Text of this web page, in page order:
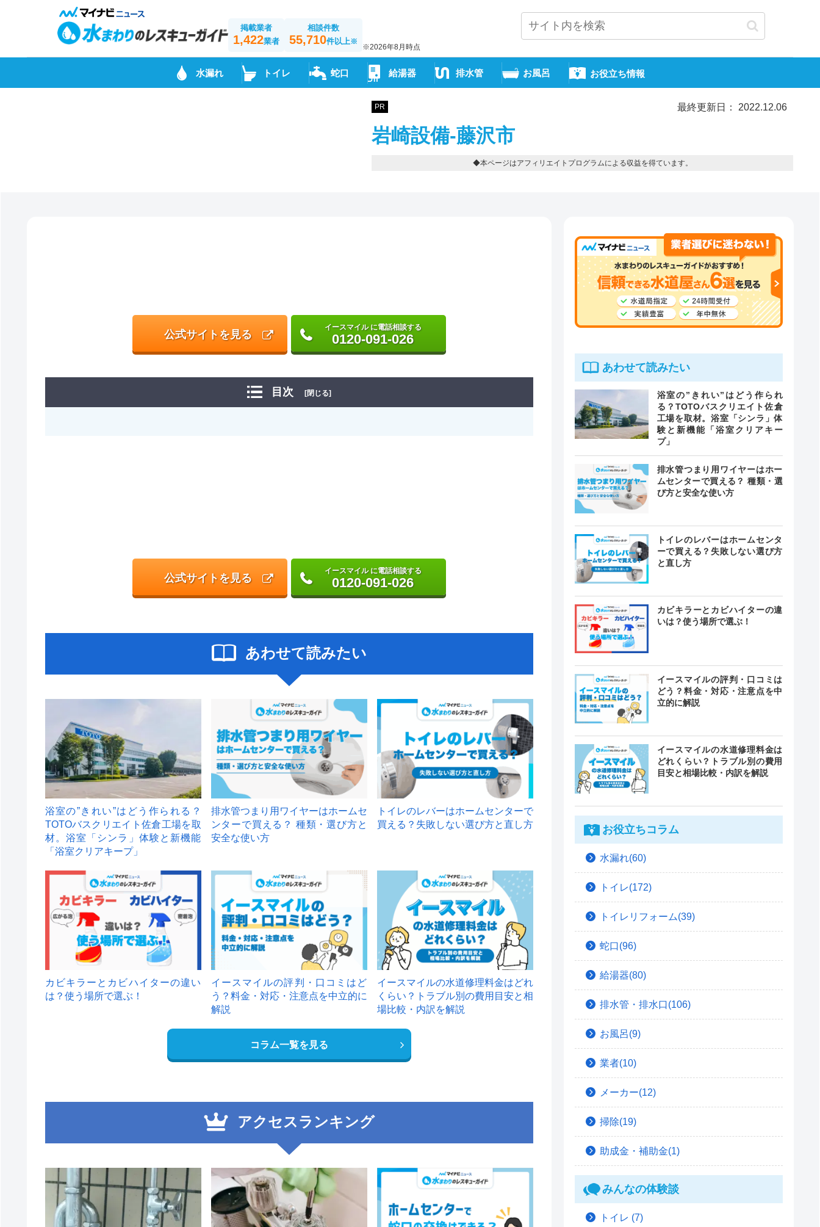
掲載業者
1,422業者
相談件数
55,710件以上※
※2026年8月時点
水漏れ トイレ 蛇口 給湯器 排水管 お風呂 お役立ち情報
PR 最終更新日： 2022.12.06
岩崎設備-藤沢市
◆本ページはアフィリエイトプログラムによる収益を得ています。
公式サイトを見る
イースマイル に電話相談する
0120-091-026
目次 [閉じる]
公式サイトを見る
イースマイル に電話相談する
0120-091-026
あわせて読みたい
浴室の”きれい”はどう作られる？
TOTOバスクリエイト佐倉工場を取
材。浴室「シンラ」体験と新機能
「浴室クリアキープ」
排水管つまり用ワイヤーはホームセ
ンターで買える？ 種類・選び方と
安全な使い方
トイレのレバーはホームセンターで
買える？失敗しない選び方と直し方
カビキラーとカビハイターの違い
は？使う場所で選ぶ！
イースマイルの評判・口コミはど
う？料金・対応・注意点を中立的に
解説
イースマイルの水道修理料金はどれ
くらい？トラブル別の費用目安と相
場比較・内訳を解説
コラム一覧を見る
アクセスランキング
1 2
あわせて読みたい
浴室の”きれい”はどう作られ
る？TOTOバスクリエイト佐倉
工場を取材。浴室「シンラ」体
験と新機能「浴室クリアキー
プ」
排水管つまり用ワイヤーはホー
ムセンターで買える？ 種類・選
び方と安全な使い方
トイレのレバーはホームセンタ
ーで買える？失敗しない選び方
と直し方
カビキラーとカビハイターの違
いは？使う場所で選ぶ！
イースマイルの評判・口コミは
どう？料金・対応・注意点を中
立的に解説
イースマイルの水道修理料金は
どれくらい？トラブル別の費用
目安と相場比較・内訳を解説
お役立ちコラム
水漏れ(60)
トイレ(172)
トイレリフォーム(39)
蛇口(96)
給湯器(80)
排水管・排水口(106)
お風呂(9)
業者(10)
メーカー(12)
掃除(19)
助成金・補助金(1)
みんなの体験談
トイレ (7)